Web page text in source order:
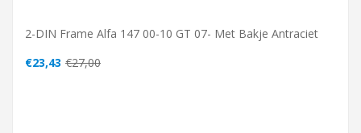
2-DIN Frame Alfa 147 00-10 GT 07- Met Bakje Antraciet
€23,43 €27,00